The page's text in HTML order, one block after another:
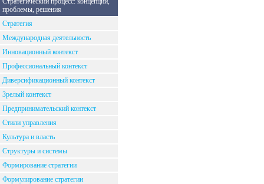
проблемы, решения
Стратегия
Международная деятельность
Инновационный контекст
Профессиональный контекст
Диверсификационный контекст
Зрелый контекст
Предпринимательский контекст
Стили управления
Культура и власть
Структуры и системы
Формирование стратегии
Формулирование стратегии